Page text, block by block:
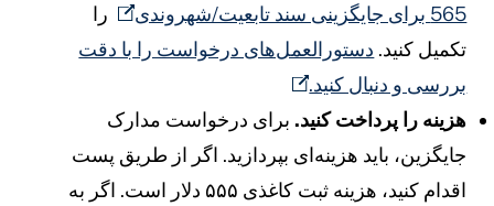
565 برای جایگزینی سند تابعیت/شهروندی
را
تکمیل کنید.دستورالعمل‌های درخواست را با دقت
بررسی و دنبال کنید.
هزینه را پرداخت کنید.برای درخواست مدارک
جایگزین، باید هزینه‌ای بپردازید. اگر از طریق پست
اقدام کنید، هزینه ثبت کاغذی ۵۵۵ دلار است. اگر به